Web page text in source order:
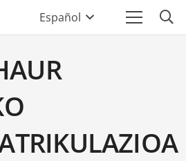
Español